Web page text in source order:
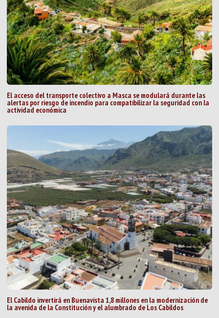
El acceso del transporte colectivo a Masca se modulará durante las
alertas por riesgo de incendio para compatibilizar la seguridad con la
actividad económica
El Cabildo invertirá en Buenavista 1,8 millones en la modernización de
la avenida de la Constitución y el alumbrado de Los Cabildos